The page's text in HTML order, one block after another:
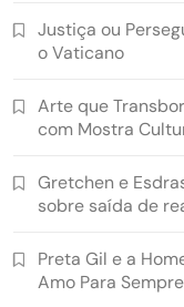
Justiça ou
o Vaticano
Arte que
com Mostra
Gretchen e
sobre saída de
Preta Gil e a
Amo Para